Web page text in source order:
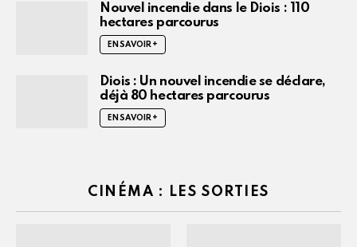
Nouvel incendie dans le Diois : 110
hectares parcourus
EN SAVOIR +
Diois : Un nouvel incendie se déclare,
déjà 80 hectares parcourus
EN SAVOIR +
CINÉMA : LES SORTIES